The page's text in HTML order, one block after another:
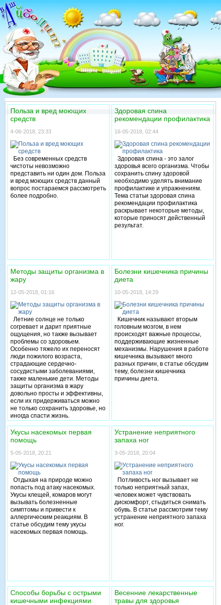
Польза и вред моющих
средств
4-06-2018, 23:33
Без современных средств
чистоты невозможно
представить ни один дом. Польза
и вред моющих средств данный
вопрос постараемся рассмотреть
более подробно.
Здоровая спина
рекомендации профилактика
16-05-2018, 02:44
Здоровая спина - это залог
здоровья всего организма. Чтобы
сохранить спину здоровой
необходимо уделять внимание
профилактике и упражнениям.
Тема статьи здоровая спина
рекомендации профилактика
раскрывает некоторые методы,
которые приносят действенный
результат.
Методы защиты организма в
жару
12-05-2018, 01:16
Летние солнце не только
согревает и дарит приятные
ощущения, но также вызывает
проблемы со здоровьем.
Особенно тяжело их переносят
люди пожилого возраста,
страдающие сердечно-
сосудистыми заболеваниями,
также маленькие дети. Методы
защиты организма в жару
довольно просты и эффективны,
если их придерживаться можно
не только сохранить здоровье, но
иногда спасти жизнь.
Болезни кишечника причины
диета
10-05-2018, 14:29
Кишечник называют вторым
головным мозгом, в нем
происходят важные процессы,
поддерживающие жизненные
механизмы. Нарушения в работе
кишечника вызывают много
разных причин, в статье обсудим
тему, болезни кишечника
причины диета.
Укусы насекомых первая
помощь
5-05-2018, 20:21
Отдыхая на природе можно
попасть под атаку насекомых.
Укусы клещей, комаров могут
вызывать болезненные
симптомы и привести к
аллергическим реакциям. В
статье обсудим тему укусы
насекомых первая помощь.
Устранение неприятного
запаха ног
3-05-2018, 20:04
Потливость ног вызывает не
только неприятный запах,
человек может чувствовать
дискомфорт, стыдиться снимать
обувь. В статье рассмотрим тему
устранение неприятного запаха
ног.
Способы борьбы с острыми
кишечными инфекциями
Весенние лекарственные
травы для здоровья